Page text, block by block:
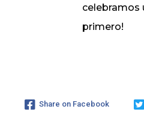
celebramos
primero!
Share on Facebook